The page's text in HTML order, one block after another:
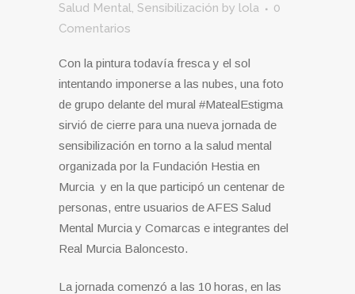
Salud Mental, Sensibilización by lola
0
Comentarios
Con la pintura todavía fresca y el sol
intentando imponerse a las nubes, una foto
de grupo delante del mural #MatealEstigma
sirvió de cierre para una nueva jornada de
sensibilización en torno a la salud mental
organizada por la Fundación Hestia en
Murcia y en la que participó un centenar de
personas, entre usuarios de AFES Salud
Mental Murcia y Comarcas e integrantes del
Real Murcia Baloncesto.
La jornada comenzó a las 10 horas, en las